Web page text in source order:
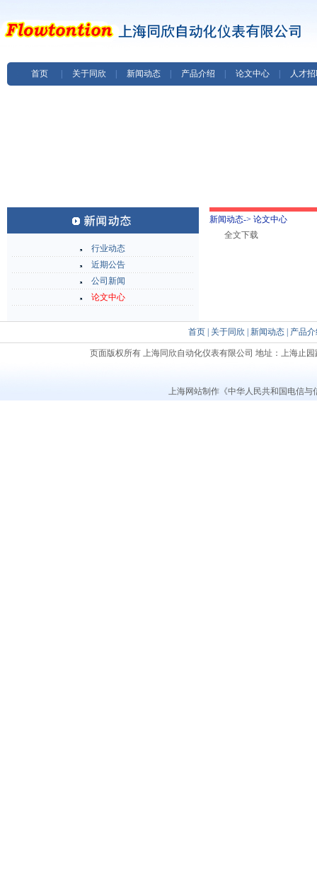
首页 关于同欣 新闻动态 产品介绍 论文中心 人才
行业动态
近期公告
公司新闻
论文中心
新闻动态-> 论文中心
全文下载
首页| 关于同欣 新闻动态| 产品介
页面版权所有 上海同欣自动化仪表有限公司 地址：上海止园
上海网站制作《中华人民共和国电信与